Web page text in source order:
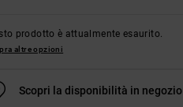
prodotto è attualmente esaurito.
altre opzioni
Scopri la disponibilità in negozio